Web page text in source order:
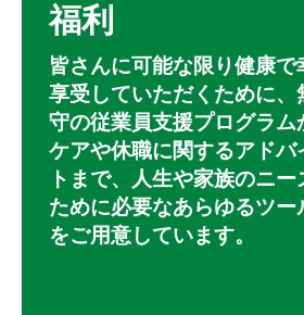
福利
皆さんに可能な限り健康で
享受していただくために、
守の従業員支援プログラム
ケアや休職に関するアドバ
トまで、人生や家族のニ
ために必要なあらゆるツー
をご用意しています。